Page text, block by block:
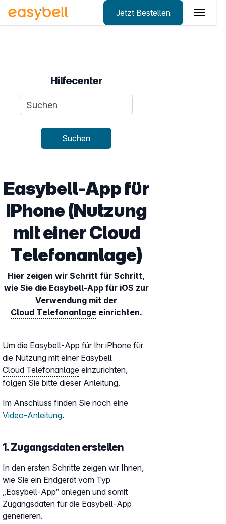
Jetzt Bestellen
Hilfecenter
Suchanfrage
Suchen
Easybell-App für
iPhone (Nutzung
mit einer Cloud
Telefonanlage)
Hier zeigen wir Schritt für Schritt,
wie Sie die Easybell-App für iOS zur
Verwendung mit der
Cloud Telefonanlageeinrichten.
Um die Easybell-App für Ihr iPhone für
die Nutzung mit einer Easybell
Cloud Telefonanlage einzurichten,
folgen Sie bitte dieser Anleitung.
Im Anschluss finden Sie noch eine
Video-Anleitung.
1. Zugangsdaten erstellen
In den ersten Schritte zeigen wir Ihnen,
wie Sie ein Endgerät vom Typ
„Easybell-App“ anlegen und somit
Zugangsdaten für die Easybell-App
generieren.